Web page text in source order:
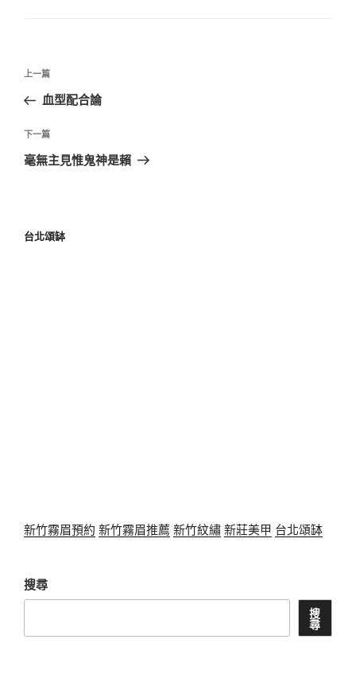
上一篇
血型配合論
下一篇
毫無主見惟鬼神是賴
台北頌缽
新竹霧眉預約 新竹霧眉推薦 新竹紋繡新莊美甲 台北頌缽
搜尋
搜
尋